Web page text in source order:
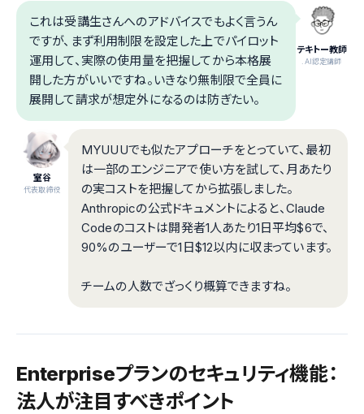
テキトー教師
.AI認定講師
これは受講生さんへのアドバイスでもよく言うん
ですが、まず利用制限を設定した上でパイロット
運用して、実際の使用量を把握してから本格展
開した方がいいですね。いきなり無制限で全員に
展開して請求が想定外になるのは防ぎたい。
室谷
代表取締役
MYUUUでも似たアプローチをとっていて、最初
は一部のエンジニアで使い方を試して、月あたり
の実コストを把握してから拡張しました。
Anthropicの公式ドキュメントによると、Claude
Codeのコストは開発者1人あたり1日平均$6で、
90%のユーザーで1日$12以内に収まっています。
チームの人数でざっくり概算できますね。
Enterpriseプランのセキュリティ機能：
法人が注目すべきポイント